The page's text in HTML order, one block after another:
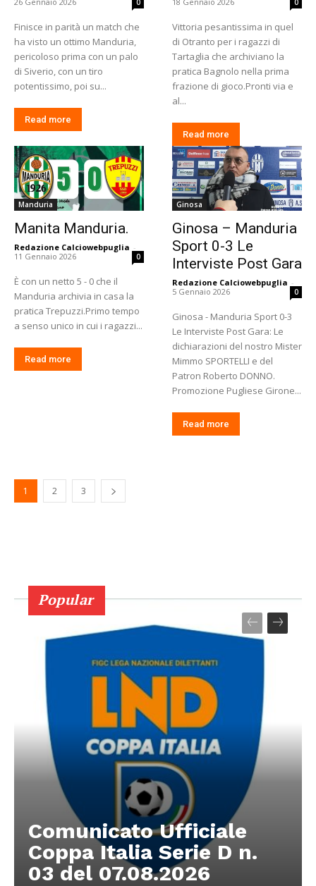
0
Finisce in parità un match che
ha visto un ottimo Manduria,
pericoloso prima con un palo
di Siverio, con un tiro
potentissimo, poi su...
Read more
0
Vittoria pesantissima in quel
di Otranto per i ragazzi di
Tartaglia che archiviano la
pratica Bagnolo nella prima
frazione di gioco.Pronti via e
al...
Read more
Manduria
Manita Manduria.
Redazione Calciowebpuglia -
11 Gennaio 2026
0
È con un netto 5 - 0 che il
Manduria archivia in casa la
pratica Trepuzzi.Primo tempo
a senso unico in cui i ragazzi...
Read more
Ginosa
Ginosa – Manduria
Sport 0-3 Le
Interviste Post Gara
Redazione Calciowebpuglia -
5 Gennaio 2026
0
Ginosa - Manduria Sport 0-3
Le Interviste Post Gara: Le
dichiarazioni del nostro Mister
Mimmo SPORTELLI e del
Patron Roberto DONNO.
Promozione Pugliese Girone...
Read more
1 2 3
Popular
Comunicato Ufficiale
Coppa Italia Serie D n.
03 del 07.08.2026